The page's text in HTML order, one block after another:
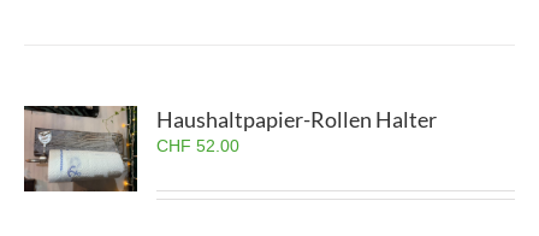
Haushaltpapier-Rollen Halter
CHF 52.00